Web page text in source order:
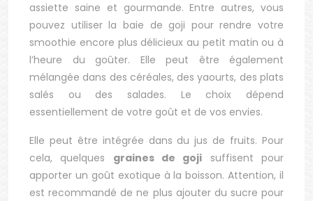
assiette saine et gourmande. Entre autres, vous
pouvez utiliser la baie de goji pour rendre votre
smoothie encore plus délicieux au petit matin ou à
l’heure du goûter. Elle peut être également
mélangée dans des céréales, des yaourts, des plats
salés ou des salades. Le choix dépend
essentiellement de votre goût et de vos envies.
Elle peut être intégrée dans du jus de fruits. Pour
cela, quelques graines de goji suffisent pour
apporter un goût exotique à la boisson. Attention, il
est recommandé de ne plus ajouter du sucre pour